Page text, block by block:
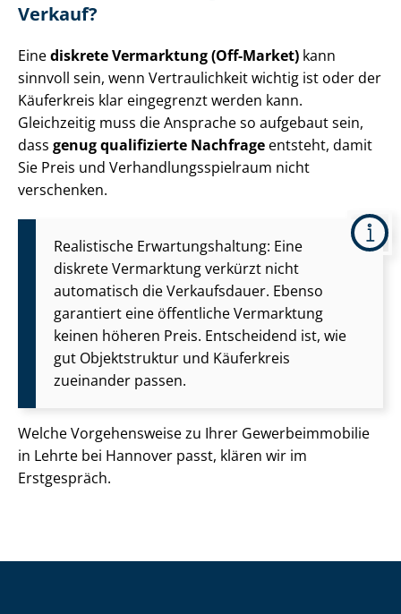
Verkauf?
Einediskrete Vermarktung (Off-Market) kann
sinnvoll sein, wenn Vertraulichkeit wichtig ist oder der
Käuferkreis klar eingegrenzt werden kann.
Gleichzeitig muss die Ansprache so aufgebaut sein,
dass genug qualifizierte Nachfrage entsteht, damit
Sie Preis und Ver­hand­lungs­spiel­raum nicht
verschenken.
Realistische Er­war­tungs­hal­tung: Eine
diskrete Vermarktung verkürzt nicht
automatisch die Verkaufsdauer. Ebenso
garantiert eine öffentliche Vermarktung
keinen höheren Preis. Entscheidend ist, wie
gut Objektstruktur und Käuferkreis
zueinander passen.
Welche Vorgehensweise zu Ihrer Ge­wer­be­im­mo­bi­lie
in Lehrte bei Hannover passt, klären wir im
Erstgespräch.